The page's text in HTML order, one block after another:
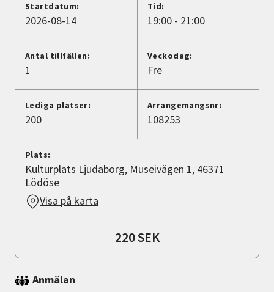
Lyssna
Startdatum:
2026-08-14
Tid:
19:00 - 21:00
Antal tillfällen:
1
Veckodag:
Fre
Lediga platser:
200
Arrangemangsnr:
108253
Plats:
Kulturplats Ljudaborg, Museivägen 1, 46371
Lödöse
Visa på karta
220 SEK
Anmälan